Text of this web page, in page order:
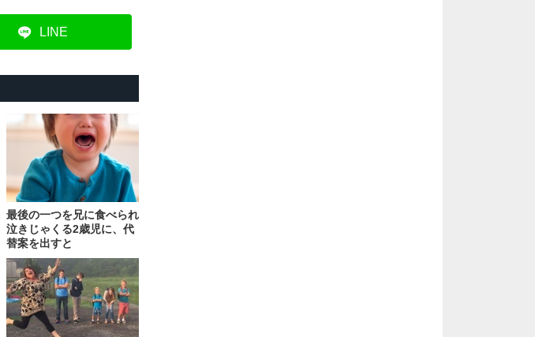
LINE
最後の一つを兄に食べられ
泣きじゃくる2歳児に、代
替案を出すと